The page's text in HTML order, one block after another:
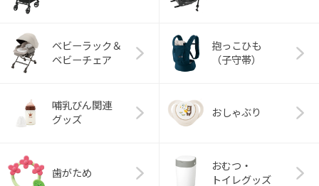
ベビーラック＆
ベビーチェア
抱っこひも
（子守帯）
哺乳びん関連
グッズ
おしゃぶり
歯がため
おむつ・
トイレグッズ